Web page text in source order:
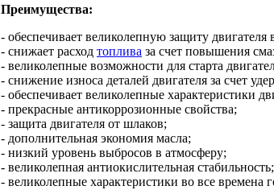
Преимущества:
- обеспечивает великолепную защиту
- снижает расход топлива за счет повышения
- великолепные возможности для старта
- снижение износа деталей двигателя за счет
- обеспечивает великолепные характеристики
- прекрасные антикоррозионные свойства;
- защита двигателя от шлаков;
- дополнительная экономия масла;
- низкий уровень выбросов в атмосферу;
- великолепная антиокислительная стабильность;
- великолепные характеристики во все времена